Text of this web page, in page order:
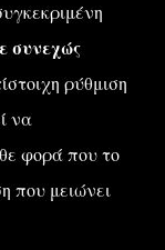
συνεχώς
ρύθμιση
να
φορά που το
που μειώνει